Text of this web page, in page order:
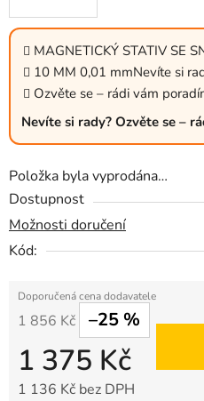
MAGNETICKÝ STATIV SE
10 MM 0,01 mmNevíte si
Ozvěte se – rádi vám
Nevíte si rady? Ozvěte se –
Položka byla vyprodána…
Dostupnost
Možnosti doručení
Kód:
1 856 Kč –25 %
1 375 Kč
1 136 Kč bez DPH